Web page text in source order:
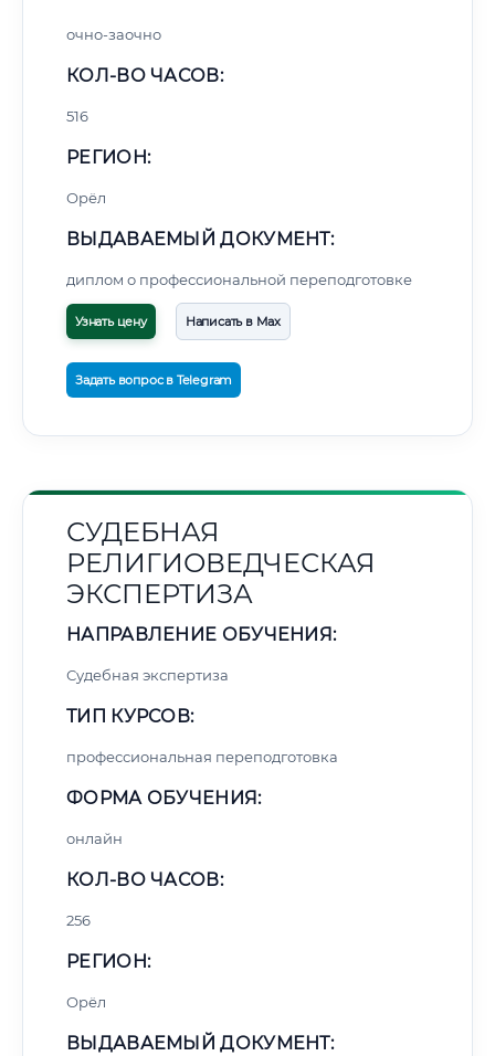
очно-заочно
КОЛ-ВО ЧАСОВ:
516
РЕГИОН:
Орёл
ВЫДАВАЕМЫЙ ДОКУМЕНТ:
диплом о профессиональной переподготовке
Узнать цену Написать в Max
Задать вопрос в Telegram
СУДЕБНАЯ
РЕЛИГИОВЕДЧЕСКАЯ
ЭКСПЕРТИЗА
НАПРАВЛЕНИЕ ОБУЧЕНИЯ:
Судебная экспертиза
ТИП КУРСОВ:
профессиональная переподготовка
ФОРМА ОБУЧЕНИЯ:
онлайн
КОЛ-ВО ЧАСОВ:
256
РЕГИОН:
Орёл
ВЫДАВАЕМЫЙ ДОКУМЕНТ: